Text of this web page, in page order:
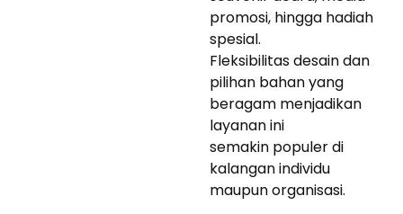
promosi, hingga hadiah
spesial.
Fleksibilitas desain dan
pilihan bahan yang
beragam menjadikan
layanan ini
semakin populer di
kalangan individu
maupun organisasi.